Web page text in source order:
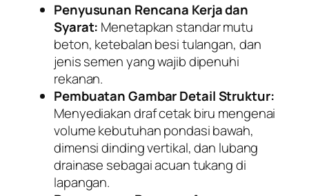
Penyusunan Rencana Kerja dan
Syarat: Menetapkan standar mutu
beton, ketebalan besi tulangan, dan
jenis semen yang wajib dipenuhi
rekanan.
Pembuatan Gambar Detail Struktur:
Menyediakan draf cetak biru mengenai
volume kebutuhan pondasi bawah,
dimensi dinding vertikal, dan lubang
drainase sebagai acuan tukang di
lapangan.